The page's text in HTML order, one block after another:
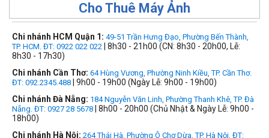
Cho Thuê Máy Ảnh
Chi nhánh HCM Quận 1: 49-51 Trần Hưng Đạo, Phường Bến Thành,
TP. HCM. ĐT: 0922 022 022 | 8h30 - 21h00 (CN: 8h30 - 20h00, Lễ:
8h30 - 17h30)
Chi nhánh Cần Thơ: 64 Hùng Vương, Phường Ninh Kiều, TP. Cần Thơ.
ĐT: 092.2345.488 | 9h00 - 19h00 (Ngày Lễ: 9h00 - 19h00)
Chi nhánh Đà Nẵng: 184 Nguyễn Văn Linh, Phường Thanh Khê, TP. Đà
Nẵng. ĐT: 0927 28 5678 | 8h00 - 20h00 (Chủ Nhật & Ngày Lễ: 9h00 -
18h00)
Chi nhánh Hà Nội: 264 Thái Hà, Phường Ô Chợ Dừa, TP. Hà Nội, ĐT: